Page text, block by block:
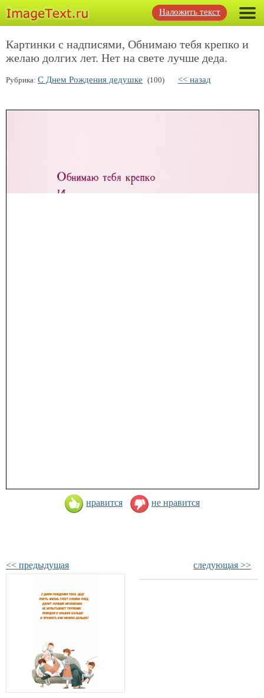
Наложить текст
Картинки с надписями, Обнимаю тебя крепко и
желаю долгих лет. Нет на свете лучше деда.
Рубрика: С Днем Рождения дедушке (100) << назад
нравится не нравится
<< предыдущая следующая >>